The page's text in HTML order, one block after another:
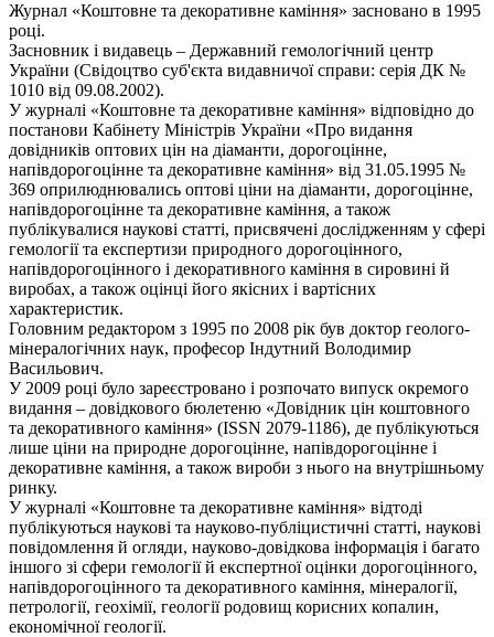
Журнал «Коштовне та декоративне каміння» засновано в 1995
році.
Засновник і видавець – Державний гемологічний центр
України (Свідоцтво суб'єкта видавничої справи: серія ДК №
1010 від 09.08.2002).
У журналі «Коштовне та декоративне каміння» відповідно до
постанови Кабінету Міністрів України «Про видання
довідників оптових цін на діаманти, дорогоцінне,
напівдорогоцінне та декоративне каміння» від 31.05.1995 №
369 оприлюднювались оптові ціни на діаманти, дорогоцінне,
напівдорогоцінне та декоративне каміння, а також
публікувалися наукові статті, присвячені дослідженням у сфері
гемології та експертизи природного дорогоцінного,
напівдорогоцінного і декоративного каміння в сировині й
виробах, а також оцінці його якісних і вартісних
характеристик.
Головним редактором з 1995 по 2008 рік був доктор геолого-
мінералогічних наук, професор Індутний Володимир
Васильович.
У 2009 році було зареєстровано і розпочато випуск окремого
видання – довідкового бюлетеню «Довідник цін коштовного
та декоративного каміння» (ISSN 2079-1186), де публікуються
лише ціни на природне дорогоцінне, напівдорогоцінне і
декоративне каміння, а також вироби з нього на внутрішньому
ринку.
У журналі «Коштовне та декоративне каміння» відтоді
публікуються наукові та науково-публіцистичні статті, наукові
повідомлення й огляди, науково-довідкова інформація і багато
іншого зі сфери гемології й експертної оцінки дорогоцінного,
напівдорогоцінного та декоративного каміння, мінералогії,
петрології, геохімії, геології родовищ корисних копалин,
економічної геології.